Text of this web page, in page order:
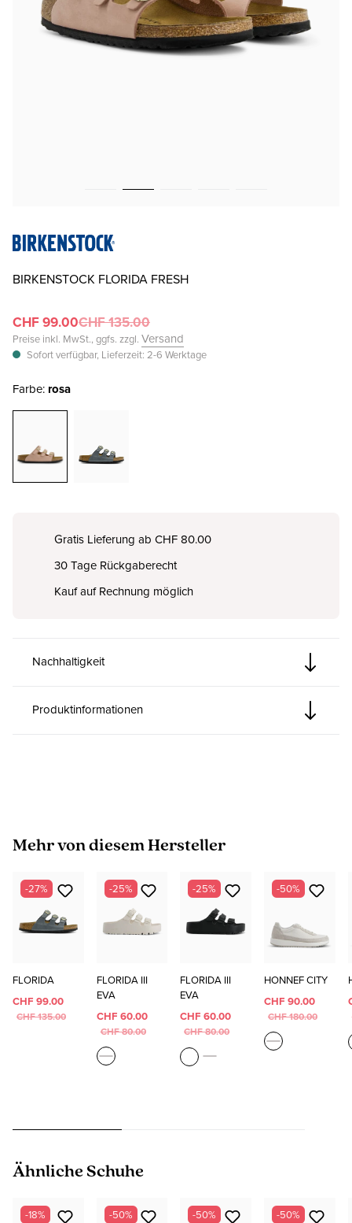
BIRKENSTOCK FLORIDA FRESH
CHF 99.00CHF 135.00
Preise inkl. MwSt., ggfs. zzgl. Versand
Sofort verfügbar, Lieferzeit: 2-6 Werktage
Farbe: rosa
Gratis Lieferung ab CHF 80.00
30 Tage Rückgaberecht
Kauf auf Rechnung möglich
Nachhaltigkeit
Produktinformationen
Produktgalerie überspringen
Mehr von diesem Hersteller
-27%
FLORIDA
CHF 99.00
CHF 135.00
-25%
FLORIDA III
EVA
CHF 60.00
CHF 80.00
-25%
FLORIDA III
EVA
CHF 60.00
CHF 80.00
-50%
HONNEF CITY
CHF 90.00
CHF 180.00
Produktgalerie überspringen
Ähnliche Schuhe
-18% -50% -50% -50%